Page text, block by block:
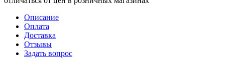
Описание
Оплата
Доставка
Отзывы
Задать вопрос